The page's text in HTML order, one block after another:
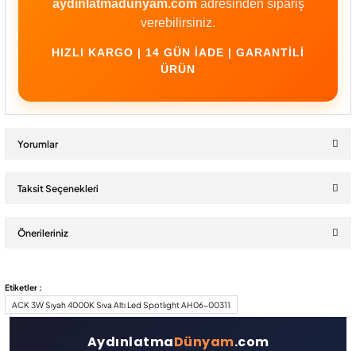
aydinlatmadunyam.comadresinden sipariş
verebilirsiniz.
HIZLI KARGO | 14 GÜN İADE | GARANTILI
ÜRÜN
Yorumlar
Taksit Seçenekleri
Önerileriniz
Bu ürünün fiyat bilgisi, resim, ürün açıklamalarında ve diğer
konularda yetersiz gördüğünüz noktaları öneri formunu kullanarak
tarafımıza iletebilirsiniz.
Etiketler :
ACK 3W Sıyah 4000K Sıva Altı Led Spotlıght AH06-00311
AydınlatmaDünyam.com